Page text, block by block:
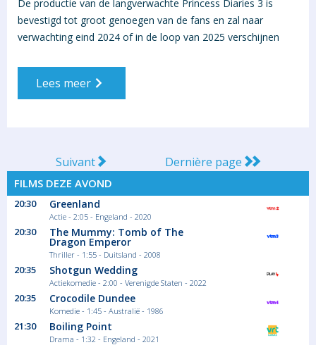
De productie van de langverwachte Princess Diaries 3 is
bevestigd tot groot genoegen van de fans en zal naar
verwachting eind 2024 of in de loop van 2025 verschijnen
Lees meer
Suivant Dernière page
FILMS DEZE AVOND
20:30 Greenland
Actie - 2:05 - Engeland - 2020
20:30 The Mummy: Tomb of The
Dragon Emperor
Thriller - 1:55 - Duitsland - 2008
20:35 Shotgun Wedding
Actiekomedie - 2:00 - Verenigde Staten - 2022
20:35 Crocodile Dundee
Komedie - 1:45 - Australië - 1986
21:30 Boiling Point
Drama - 1:32 - Engeland - 2021